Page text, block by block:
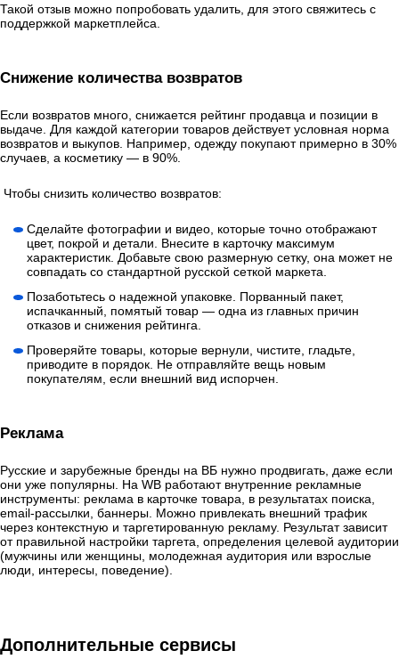
Такой отзыв можно попробовать удалить, для этого свяжитесь с
поддержкой маркетплейса.
Снижение количества возвратов
Если возвратов много, снижается рейтинг продавца и позиции в
выдаче. Для каждой категории товаров действует условная норма
возвратов и выкупов. Например, одежду покупают примерно в 30%
случаев, а косметику — в 90%.
Чтобы снизить количество возвратов:
Сделайте фотографии и видео, которые точно отображают
цвет, покрой и детали. Внесите в карточку максимум
характеристик. Добавьте свою размерную сетку, она может не
совпадать со стандартной русской сеткой маркета.
Позаботьтесь о надежной упаковке. Порванный пакет,
испачканный, помятый товар — одна из главных причин
отказов и снижения рейтинга.
Проверяйте товары, которые вернули, чистите, гладьте,
приводите в порядок. Не отправляйте вещь новым
покупателям, если внешний вид испорчен.
Реклама
Русские и зарубежные бренды на ВБ нужно продвигать, даже если
они уже популярны. На WB работают внутренние рекламные
инструменты: реклама в карточке товара, в результатах поиска,
email-рассылки, баннеры. Можно привлекать внешний трафик
через контекстную и таргетированную рекламу. Результат зависит
от правильной настройки таргета, определения целевой аудитории
(мужчины или женщины, молодежная аудитория или взрослые
люди, интересы, поведение).
Дополнительные сервисы